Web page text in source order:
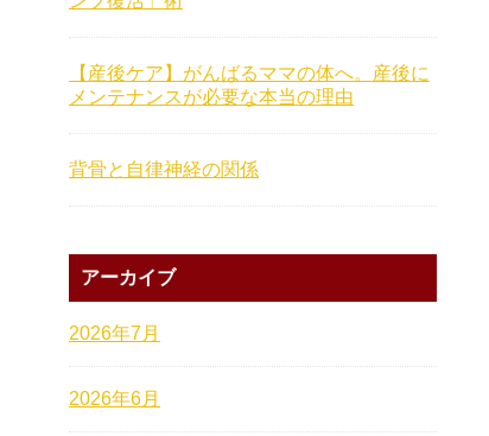
【産後ケア】がんばるママの体へ。産後に
メンテナンスが必要な本当の理由
背骨と自律神経の関係
アーカイブ
2026年7月
2026年6月